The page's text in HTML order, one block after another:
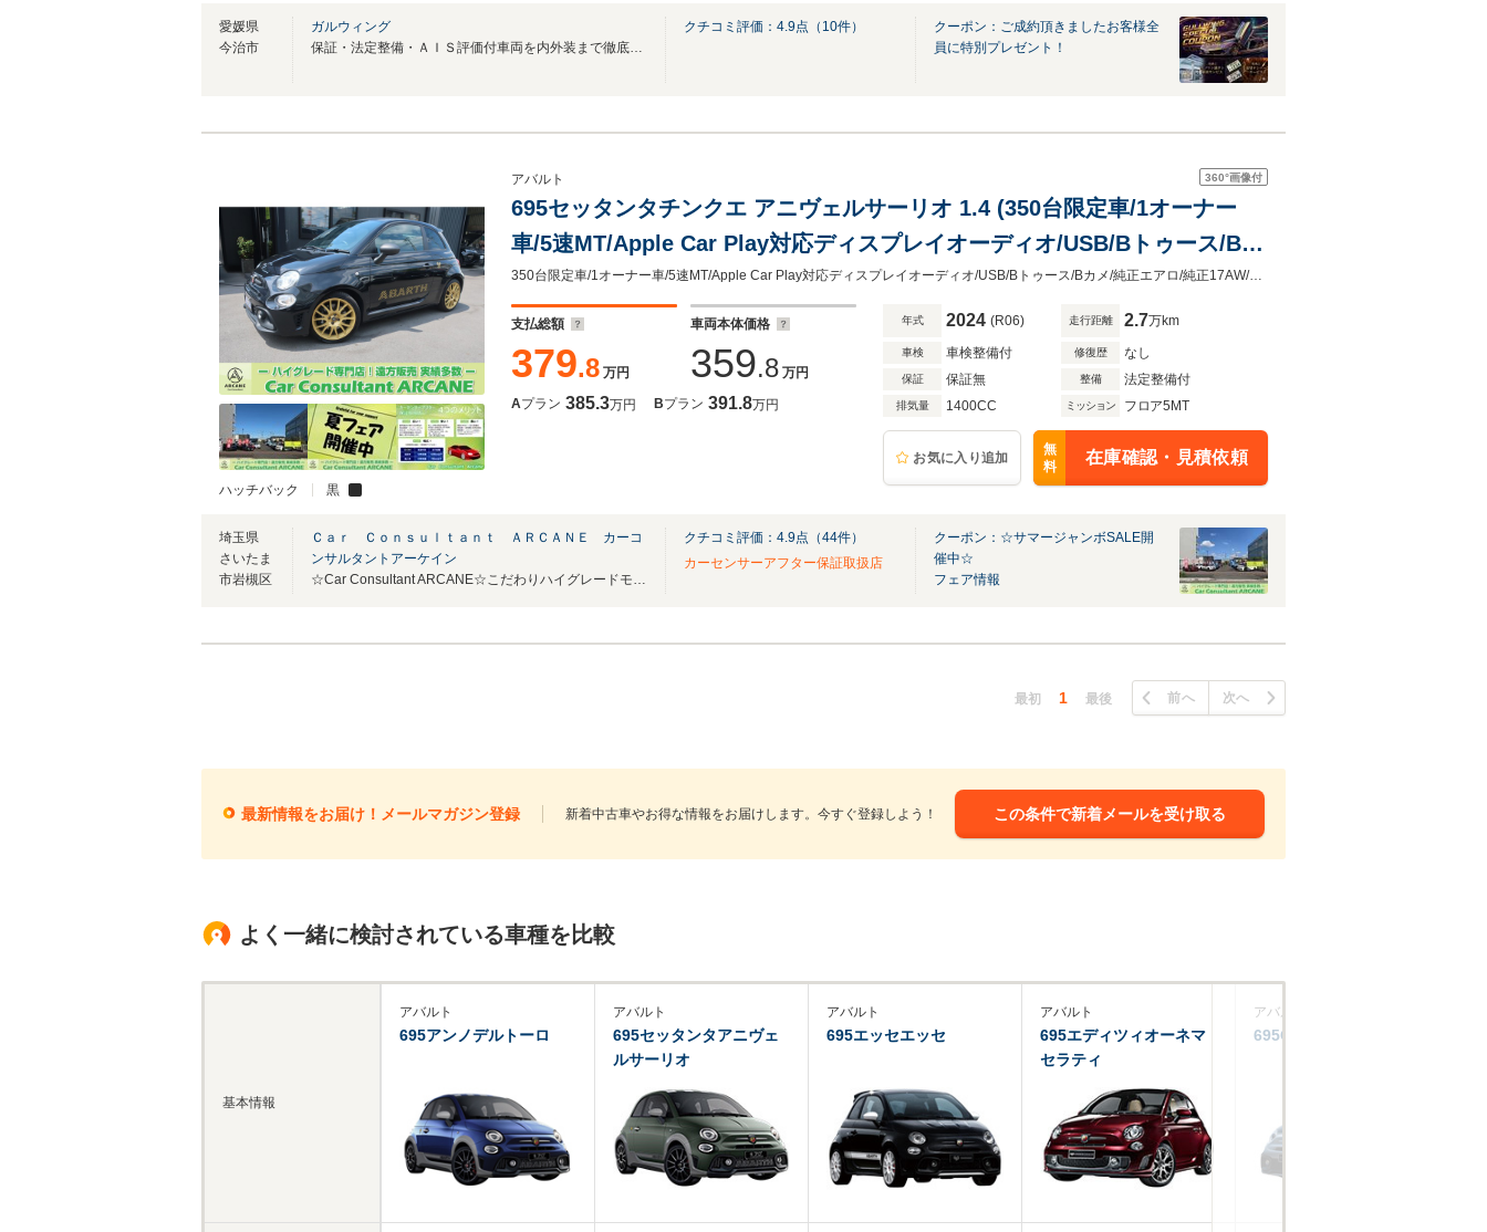
愛媛県
今治市
ガルウィング
保証・法定整備・ＡＩＳ評価付車両を内外装まで徹底整備し自信を持ってお届けします
クチコミ評価： 4.9点（ 10件）
クーポン：ご成約頂きましたお客様全
員に特別プレゼント！
ハッチバック 黒
360°画像付
アバルト
695セッタンタチンクエ アニヴェルサーリオ 1.4 (350台限定車/1オーナー
車/5速MT/Apple Car Play対応ディスプレイオーディオ/USB/Bトゥース/Bカ
メラ/純正エアロ/純正17AW/専用可変マフラー/専用ハーフレザースポーツシ
ート/キセノンライト/LEDライナー/フォグ)
350台限定車/1オーナー車/5速MT/Apple Car Play対応ディスプレイオーディオ/USB/Bトゥース/Bカメ/純正エアロ/純正17AW/可変マフラー/ハーフレザースポーツシート/キセノン/LEDライナー
支払総額
379.8 万円
車両本体価格
359.8 万円
Aプラン 385.3万円 Bプラン 391.8万円
年式 2024 (R06) 走行距離 2.7万km
車検 車検整備付 修復歴 なし
保証 保証無 整備 法定整備付
排気量 1400CC ミッション フロア5MT
お気に入り追加
無
料
在庫確認・見積依頼
埼玉県
さいたま
市岩槻区
Ｃａｒ Ｃｏｎｓｕｌｔａｎｔ ＡＲＣＡＮＥ カーコ
ンサルタントアーケイン
☆Car Consultant ARCANE☆こだわりハイグレードモデルを多数展示中☆
クチコミ評価： 4.9点（44件）
カーセンサーアフター保証取扱店
クーポン：☆サマージャンボSALE開
催中☆
フェア情報
最初 1 最後 前へ 次へ
最新情報をお届け！メールマガジン登録 新着中古車やお得な情報をお届けします。今すぐ登録しよう！ この条件で新着メールを受け取る
よく一緒に検討されている車種を比較
基本情報
アバルト
695アンノデルトーロ
アバルト
695セッタンタアニヴェ
ルサーリオ
アバルト
695エッセエッセ
アバルト
695エディツィオーネマ
セラティ
アバルト
695Cリヴァーレ